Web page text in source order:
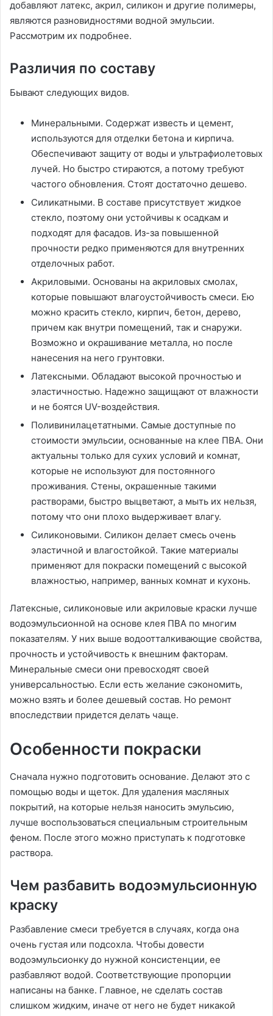
добавляют латекс, акрил, силикон и другие полимеры,
являются разновидностями водной эмульсии.
Рассмотрим их подробнее.
Различия по составу
Бывают следующих видов.
Минеральными. Содержат известь и цемент,
используются для отделки бетона и кирпича.
Обеспечивают защиту от воды и ультрафиолетовых
лучей. Но быстро стираются, а потому требуют
частого обновления. Стоят достаточно дешево.
Силикатными. В составе присутствует жидкое
стекло, поэтому они устойчивы к осадкам и
подходят для фасадов. Из-за повышенной
прочности редко применяются для внутренних
отделочных работ.
Акриловыми. Основаны на акриловых смолах,
которые повышают влагоустойчивость смеси. Ею
можно красить стекло, кирпич, бетон, дерево,
причем как внутри помещений, так и снаружи.
Возможно и окрашивание металла, но после
нанесения на него грунтовки.
Латексными. Обладают высокой прочностью и
эластичностью. Надежно защищают от влажности
и не боятся UV-воздействия.
Поливинилацетатными. Самые доступные по
стоимости эмульсии, основанные на клее ПВА. Они
актуальны только для сухих условий и комнат,
которые не используют для постоянного
проживания. Стены, окрашенные такими
растворами, быстро выцветают, а мыть их нельзя,
потому что они плохо выдерживает влагу.
Силиконовыми. Силикон делает смесь очень
эластичной и влагостойкой. Такие материалы
применяют для покраски помещений с высокой
влажностью, например, ванных комнат и кухонь.
Латексные, силиконовые или акриловые краски лучше
водоэмульсионной на основе клея ПВА по многим
показателям. У них выше водоотталкивающие свойства,
прочность и устойчивость к внешним факторам.
Минеральные смеси они превосходят своей
универсальностью. Если есть желание сэкономить,
можно взять и более дешевый состав. Но ремонт
впоследствии придется делать чаще.
Особенности покраски
Сначала нужно подготовить основание. Делают это с
помощью воды и щеток. Для удаления масляных
покрытий, на которые нельзя наносить эмульсию,
лучше воспользоваться специальным строительным
феном. После этого можно приступать к подготовке
раствора.
Чем разбавить водоэмульсионную
краску
Разбавление смеси требуется в случаях, когда она
очень густая или подсохла. Чтобы довести
водоэмульсионку до нужной консистенции, ее
разбавляют водой. Соответствующие пропорции
написаны на банке. Главное, не сделать состав
слишком жидким, иначе от него не будет никакой